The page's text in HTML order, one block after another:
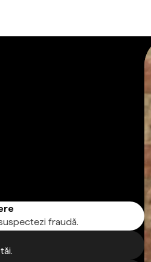
fraudă.